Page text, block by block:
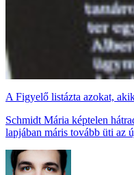
A Figyelő listázta azokat,
Schmidt Mária képtelen
lapjában máris tovább üti az